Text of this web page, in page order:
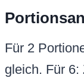
Für 2
gleich. Für